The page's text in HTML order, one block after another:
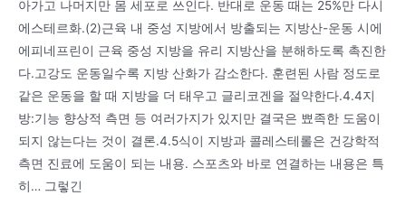
아가고 나머지만 몸 세포로 쓰인다. 반대로 운동 때는 25%만 다시
에스테르화.(2)근육 내 중성 지방에서 방출되는 지방산-운동 시에
에피네프린이 근육 중성 지방을 유리 지방산을 분해하도록 촉진한
다.고강도 운동일수록 지방 산화가 감소한다. 훈련된 사람 정도로
같은 운동을 할 때 지방을 더 태우고 글리코겐을 절약한다.4.4지
방:기능 향상적 측면 등 여러가지가 있지만 결국은 뾰족한 도움이
되지 않는다는 것이 결론.4.5식이 지방과 콜레스테롤은 건강학적
측면 진료에 도움이 되는 내용. 스포츠와 바로 연결하는 내용은 특
히… 그렇긴